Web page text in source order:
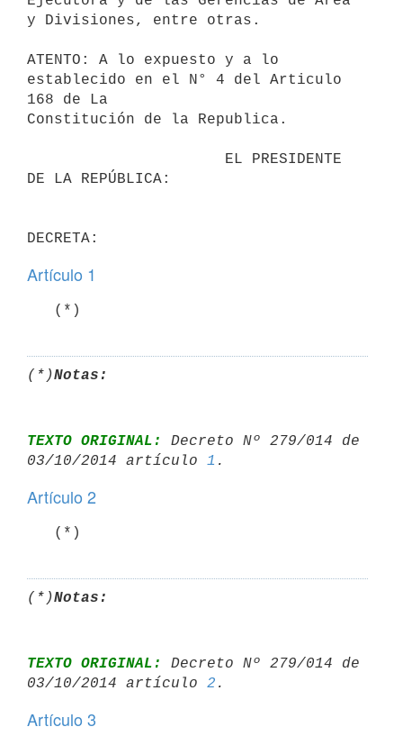
y Divisiones, entre otras.
ATENTO: A lo expuesto y a lo
establecido en el N° 4 del Articulo
168 de La
Constitución de la Republica.
DE LA REPÚBLICA:
Artículo 1
   (*)
(*)Notas:
TEXTO ORIGINAL:
Decreto Nº 279/014 de
03/10/2014 artículo 1
Artículo 2
   (*)
(*)Notas:
TEXTO ORIGINAL:
Decreto Nº 279/014 de
03/10/2014 artículo 2
Artículo 3